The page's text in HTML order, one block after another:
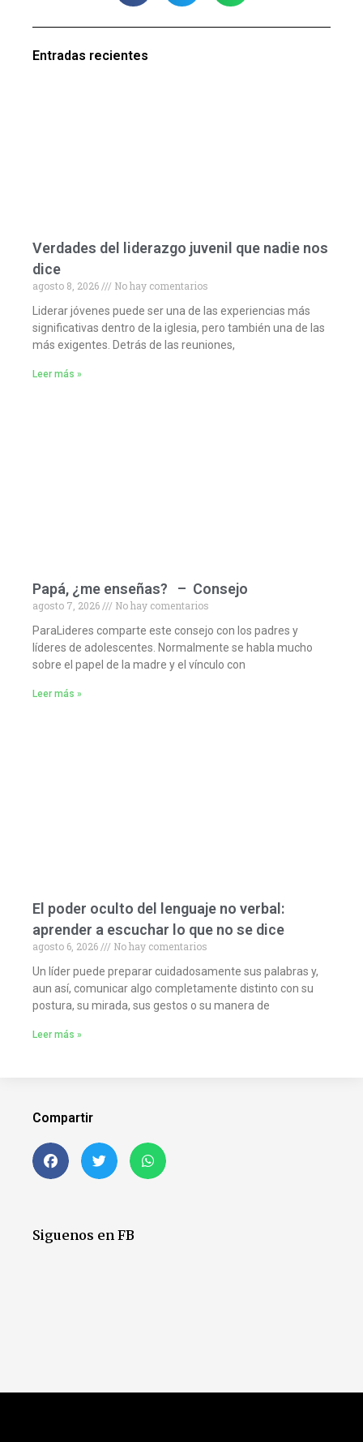
Entradas recientes
Verdades del liderazgo juvenil que nadie nos
dice
agosto 8, 2026
No hay comentarios
Liderar jóvenes puede ser una de las experiencias más
significativas dentro de la iglesia, pero también una de las
más exigentes. Detrás de las reuniones,
Leer más »
Papá, ¿me enseñas? – Consejo
agosto 7, 2026
No hay comentarios
ParaLideres comparte este consejo con los padres y
líderes de adolescentes. Normalmente se habla mucho
sobre el papel de la madre y el vínculo con
Leer más »
El poder oculto del lenguaje no verbal:
aprender a escuchar lo que no se dice
agosto 6, 2026
No hay comentarios
Un líder puede preparar cuidadosamente sus palabras y,
aun así, comunicar algo completamente distinto con su
postura, su mirada, sus gestos o su manera de
Leer más »
Compartir
Siguenos en FB